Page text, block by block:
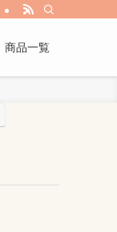
商品一覧